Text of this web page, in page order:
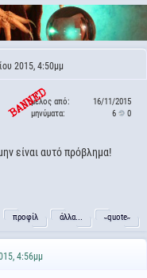
2015, 4:50μμ
μέλος από:
16/11/2015
μηνύματα:
6 0
είναι αυτό πρόβλημα!
προφίλ άλλα... ˵quote˶
4:56μμ